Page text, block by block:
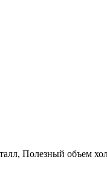
Полезный объем